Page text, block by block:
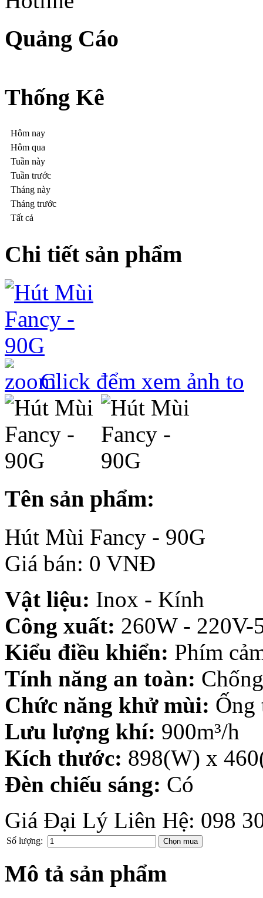
Quảng Cáo
Thống Kê
Hôm nay
Hôm qua
Tuần này
Tuần trước
Tháng này
Tháng trước
Tất cả
Chi tiết sản phẩm
Click đểm xem ảnh to
Tên sản phẩm:
Hút Mùi Fancy - 90G
Giá bán: 0 VNĐ
Vật liệu: Inox - Kính
Công xuất: 260W - 220V-
Kiểu điều khiển: Phím
Tính năng an toàn:
Chức năng khử mùi: Ống
Lưu lượng khí: 900m³/h
Kích thước: 898(W) x
Đèn chiếu sáng: Có
Giá Đại Lý Liên Hệ: 098
Số lượng:
Mô tả sản phẩm